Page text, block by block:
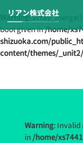
Warning:
bool given in/home/
shizuoka.com/
content/themes/
リアン株式会社
Warning: Invalid
in/home/